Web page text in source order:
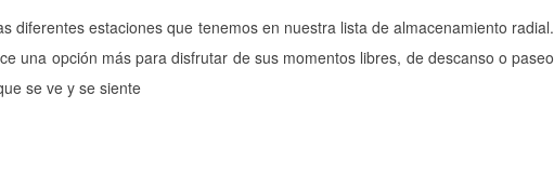
diferentes estaciones que tenemos en nuestra lista de almacenamiento radial.
una opción más para disfrutar de sus momentos libres, de descanso o paseo
se ve y se siente